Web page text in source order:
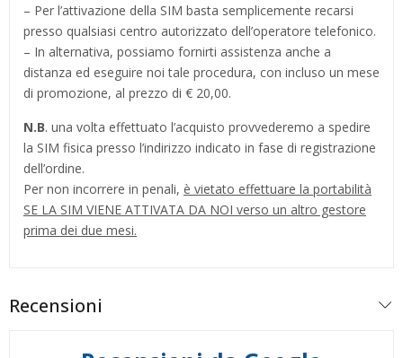
– Per l’attivazione della SIM basta semplicemente recarsi
presso qualsiasi centro autorizzato dell’operatore telefonico.
– In alternativa, possiamo fornirti assistenza anche a
distanza ed eseguire noi tale procedura, con incluso un mese
di promozione, al prezzo di € 20,00.
N.B. una volta effettuato l’acquisto provvederemo a spedire
la SIM fisica presso l’indirizzo indicato in fase di registrazione
dell’ordine.
Per non incorrere in penali, è vietato effettuare la portabilità
SE LA SIM VIENE ATTIVATA DA NOI verso un altro gestore
prima dei due mesi.
Recensioni